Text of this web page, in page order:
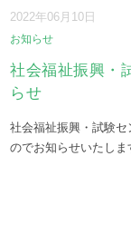
2022年06月10日
お知らせ
社会福祉振興・
らせ
社会福祉振興・試験
のでお知らせいたし